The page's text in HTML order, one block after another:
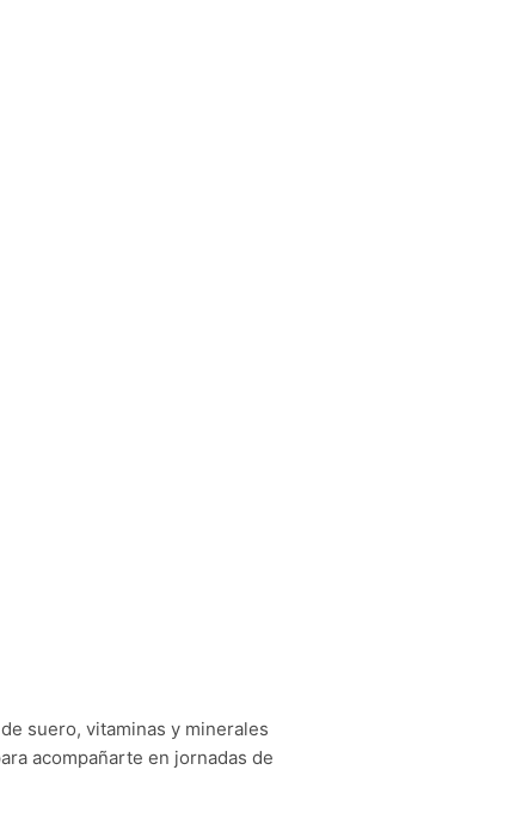
suero, vitaminas y minerales
acompañarte en jornadas de